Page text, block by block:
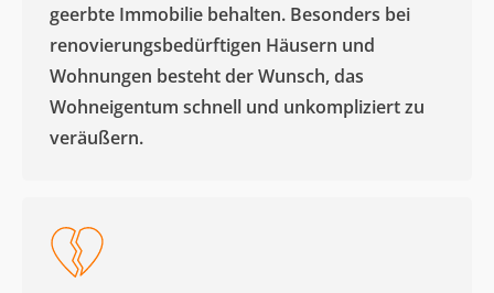
geerbte Immobilie behalten. Besonders bei
renovierungsbedürftigen Häusern und
Wohnungen besteht der Wunsch, das
Wohneigentum schnell und unkompliziert zu
veräußern. ​